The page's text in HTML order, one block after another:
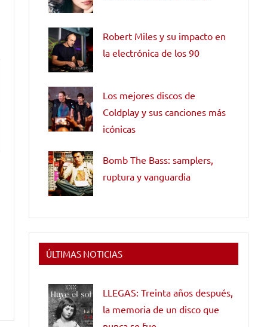
Robert Miles y su impacto en
la electrónica de los 90
Los mejores discos de
Coldplay y sus canciones más
icónicas
Bomb The Bass: samplers,
ruptura y vanguardia
ÚLTIMAS NOTICIAS
LLEGAS: Treinta años después,
la memoria de un disco que